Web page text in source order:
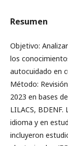
Resumen
Objetivo:
los
autocuidado en
Método:
2023 en bases
LILACS,
idioma y en
incluyeron